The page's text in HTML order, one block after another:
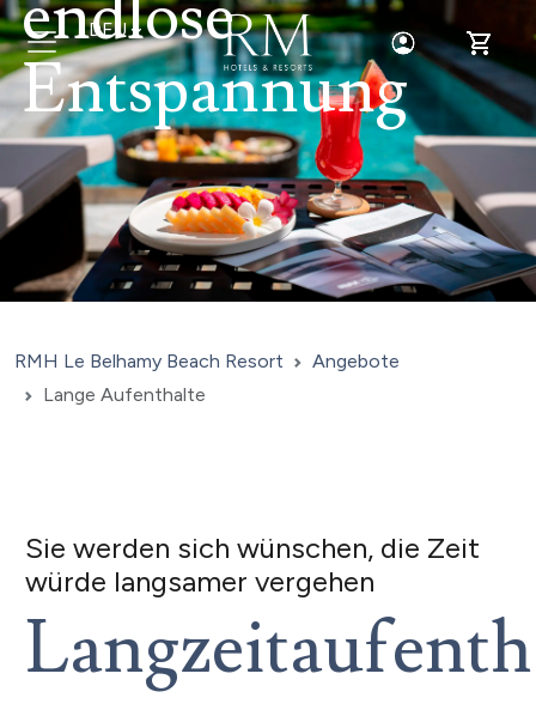
DEU Toggle LoginToggle
Entspannung
RMH Le Belhamy Beach Resort
Angebote
Lange Aufenthalte
Sie werden sich wünschen, die Zeit
würde langsamer vergehen